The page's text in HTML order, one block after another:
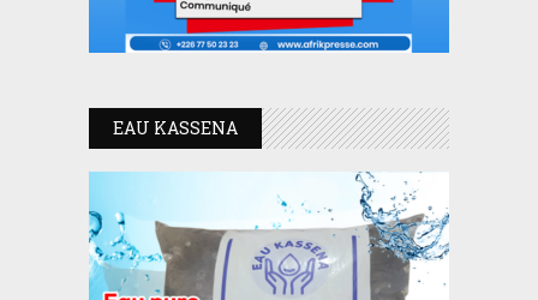
EAU KASSENA